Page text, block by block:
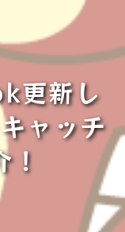
更新し
ャッチ
！